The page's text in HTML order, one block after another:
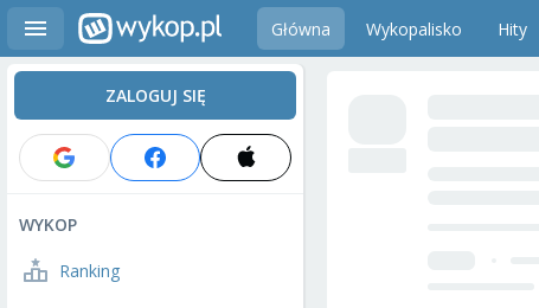
Główna Wykopalisko Hity
ZALOGUJ SIĘ
WYKOP
Ranking